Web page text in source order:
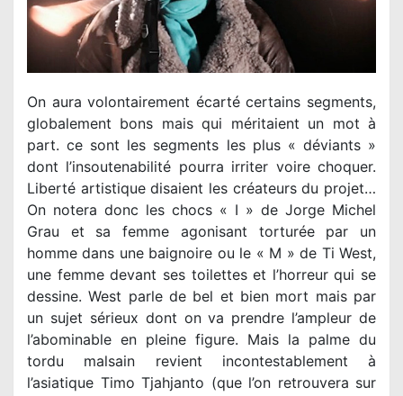
On aura volontairement écarté certains segments,
globalement bons mais qui méritaient un mot à
part. ce sont les segments les plus « déviants »
dont l’insoutenabilité pourra irriter voire choquer.
Liberté artistique disaient les créateurs du projet…
On notera donc les chocs « I » de Jorge Michel
Grau et sa femme agonisant torturée par un
homme dans une baignoire ou le « M » de Ti West,
une femme devant ses toilettes et l’horreur qui se
dessine. West parle de bel et bien mort mais par
un sujet sérieux dont on va prendre l’ampleur de
l’abominable en pleine figure. Mais la palme du
tordu malsain revient incontestablement à
l’asiatique Timo Tjahjanto (que l’on retrouvera sur